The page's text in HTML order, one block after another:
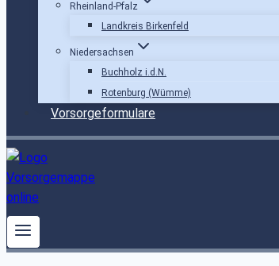
Rheinland-Pfalz
Landkreis Birkenfeld
Niedersachsen
Buchholz i.d.N.
Rotenburg (Wümme)
Vorsorgeformulare